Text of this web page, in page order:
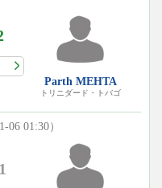
Parth MEHTA
トリニダード・トバゴ
06 01:30）
1